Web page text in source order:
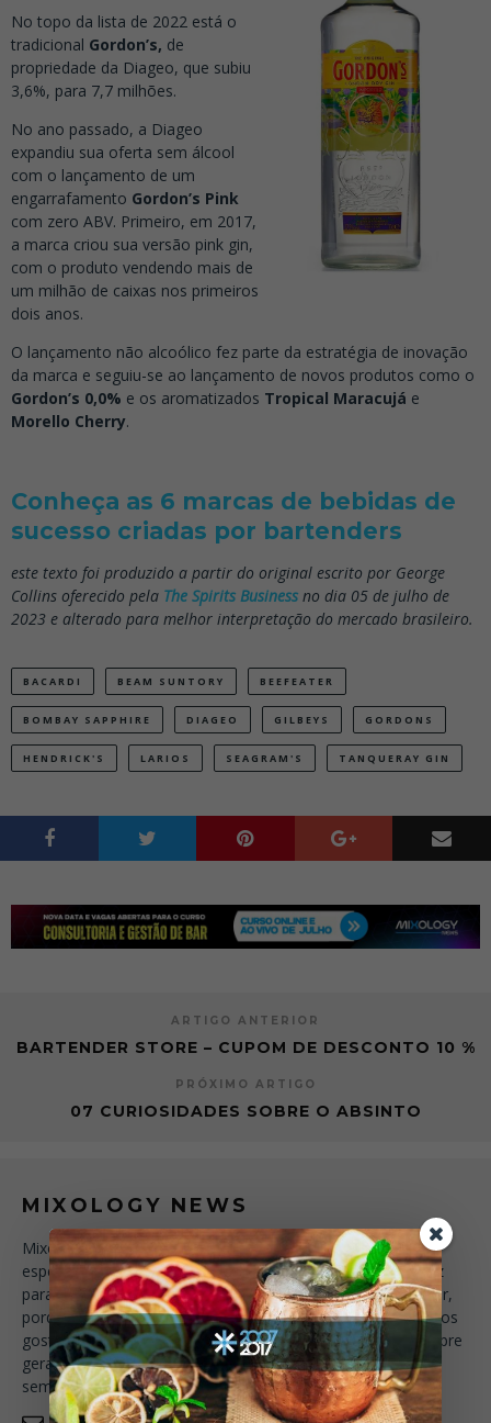
No topo da lista de 2022 está o
tradicional Gordon’s, de
propriedade da Diageo, que subiu
3,6%, para 7,7 milhões.
No ano passado, a Diageo
expandiu sua oferta sem álcool
com o lançamento de um
engarrafamento Gordon’s Pink
com zero ABV. Primeiro, em 2017,
a marca criou sua versão pink gin,
com o produto vendendo mais de
um milhão de caixas nos primeiros
dois anos.
O lançamento não alcoólico fez parte da estratégia de inovação
da marca e seguiu-se ao lançamento de novos produtos como o
Gordon’s 0,0% e os aromatizados Tropical Maracujá e
Morello Cherry.
Conheça as 6 marcas de bebidas de
sucesso criadas por bartenders
este texto foi produzido a partir do original escrito por George
Collins oferecido pela The Spirits Business no dia 05 de julho de
2023 e alterado para melhor interpretação do mercado brasileiro.
BACARDI BEAM SUNTORY BEEFEATER
BOMBAY SAPPHIRE DIAGEO GILBEYS GORDONS
HENDRICK'S LARIOS SEAGRAM'S TANQUERAY GIN
ARTIGO ANTERIOR
BARTENDER STORE – CUPOM DE DESCONTO 10 %
PRÓXIMO ARTIGO
07 CURIOSIDADES SOBRE O ABSINTO
MIXOLOGY NEWS
Mixology News é o blog essencial para o bartender.
especializado em assuntos líquidos. Uma ferramenta eficaz
para quem quer saber exatamente o que beber, onde beber,
porque beber e para que beber. Compartilhamos aqui nossos
gostos, aromas, passeios, visitas, alegrias e tristezas. Sempre
geramos conteúdo exclusivo, muitas vezes próprio, quase
sempre crítico e de vez em quando crica.